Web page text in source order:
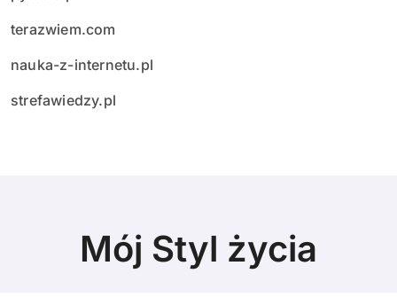
terazwiem.com
nauka-z-internetu.pl
strefawiedzy.pl
Mój Styl życia